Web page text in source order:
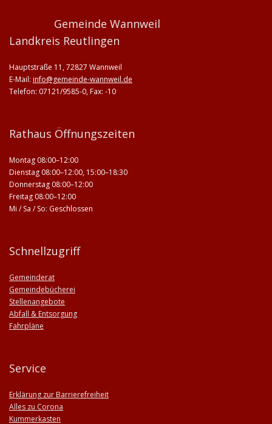
Gemeinde Wannweil
Landkreis Reutlingen
Hauptstraße 11, 72827 Wannweil
E-Mail: info@gemeinde-wannweil.de
Telefon: 07121/9585-0, Fax: -10
Rathaus Öffnungszeiten
Montag 08:00–12:00
Dienstag 08:00–12:00, 15:00–18:30
Donnerstag 08:00–12:00
Freitag 08:00–12:00
Mi / Sa / So: Geschlossen
Schnellzugriff
Gemeinderat
Gemeindebücherei
Stellenangebote
Abfall & Entsorgung
Fahrpläne
Service
Erklärung zur Barrierefreiheit
Alles zu Corona
Kummerkasten